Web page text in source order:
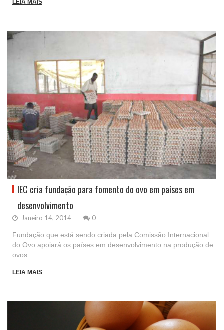
LEIA MAIS
IEC cria fundação para fomento do ovo em países em
desenvolvimento
Janeiro 14, 2014 0
Fundação que está sendo criada pela Comissão Internacional
do Ovo apoiará os países em desenvolvimento na produção de
ovos.
LEIA MAIS